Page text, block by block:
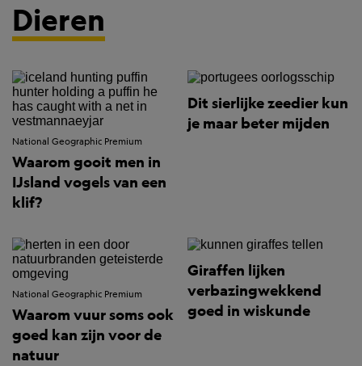
Dieren
National Geographic Premium
Waarom gooit men in
IJsland vogels van een
klif?
Dit sierlijke zeedier kun
je maar beter mijden
National Geographic Premium
Waarom vuur soms ook
goed kan zijn voor de
natuur
Giraffen lijken
verbazingwekkend
goed in wiskunde